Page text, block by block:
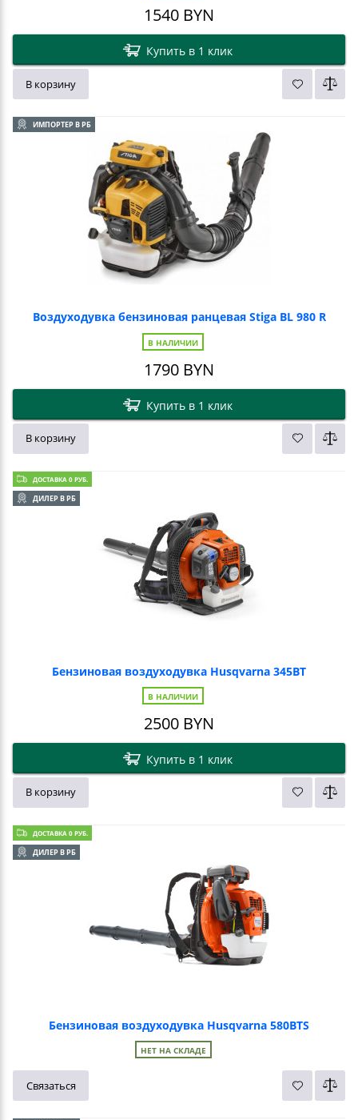
1540 BYN
Купить в 1 клик
В корзину
ИМПОРТЕР В РБ
Воздуходувка бензиновая ранцевая Stiga BL 980 R
В НАЛИЧИИ
1790 BYN
Купить в 1 клик
В корзину
ДОСТАВКА 0 РУБ.
ДИЛЕР В РБ
Бензиновая воздуходувка Husqvarna 345BT
В НАЛИЧИИ
2500 BYN
Купить в 1 клик
В корзину
ДОСТАВКА 0 РУБ.
ДИЛЕР В РБ
Бензиновая воздуходувка Husqvarna 580BTS
НЕТ НА СКЛАДЕ
Связаться